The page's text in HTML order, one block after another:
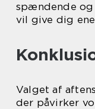
spændende
vil give dig
Valget af
der påvirker